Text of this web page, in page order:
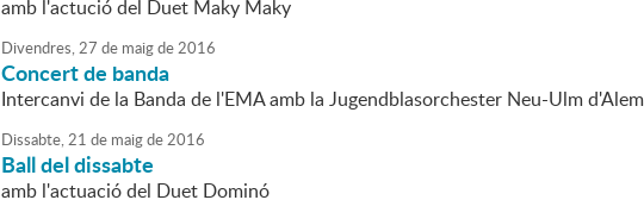
amb l'actució del Duet Maky Maky
Divendres,27 de maigde2016
Concert de banda
Intercanvi de la Banda de l'EMA amb la Jugendblasorchester Neu-Ulm
Dissabte,21 de maigde2016
Ball del dissabte
amb l'actuació del Duet Dominó